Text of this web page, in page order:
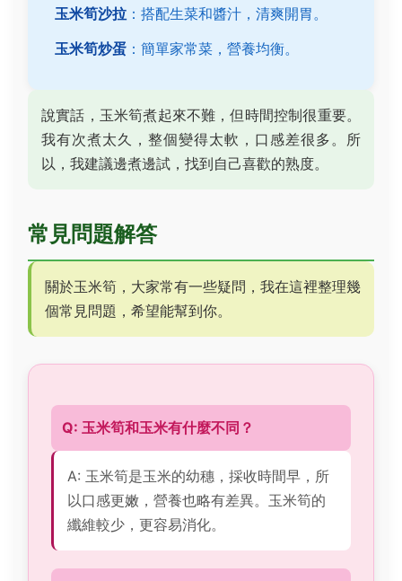
玉米筍沙拉 ：搭配生菜和醬汁，清爽開胃。
玉米筍炒蛋 ：簡單家常菜，營養均衡。
說實話，玉米筍煮起來不難，但時間控制很重要。
我有次煮太久，整個變得太軟，口感差很多。所
以，我建議邊煮邊試，找到自己喜歡的熟度。
常見問題解答
關於玉米筍，大家常有一些疑問，我在這裡整理幾
個常見問題，希望能幫到你。
Q: 玉米筍和玉米有什麼不同？
A: 玉米筍是玉米的幼穗，採收時間早，所
以口感更嫩，營養也略有差異。玉米筍的
纖維較少，更容易消化。